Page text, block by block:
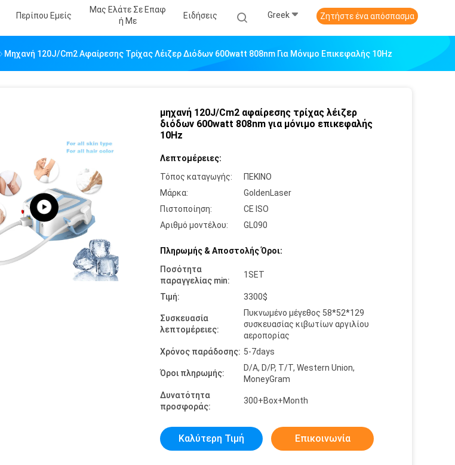
Περίπου Εμείς
Μας Ελάτε Σε Επαφ
Ή Με
Ειδήσεις Greek Ζητήστε ένα απόσπασμα
Μηχανή 120J/Cm2 Αφαίρεσης Τρίχας Λέιζερ Διόδων 600watt 808nm Για Μόνιμο Επικεφαλής 10Hz
μηχανή 120J/Cm2 αφαίρεσης τρίχας λέιζερ
διόδων 600watt 808nm για μόνιμο επικεφαλής
10Hz
Λεπτομέρειες:
Τόπος καταγωγής:
ΠΕΚΙΝΟ
Μάρκα:
GoldenLaser
Πιστοποίηση:
CE ISO
Αριθμό μοντέλου:
GL090
Πληρωμής & Αποστολής Όροι:
Ποσότητα
παραγγελίας min:
1SET
Τιμή: 3300$
Συσκευασία
λεπτομέρειες:
Πυκνωμένο μέγεθος 58*52*129
συσκευασίας κιβωτίων αργιλίου
αεροπορίας
Χρόνος παράδοσης: 5-7days
Όροι πληρωμής:
D/A, D/P, T/T, Western Union,
MoneyGram
Δυνατότητα
προσφοράς:
300+Box+Month
Καλύτερη Τιμή Επικοινωνία